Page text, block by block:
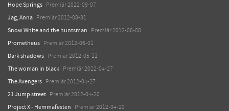
Hope Springs Premiär 2012-09-07
Jag, Anna Premiär 2012-08-31
Snow White and the huntsman Premiär 2012-06-08
Prometheus Premiär 2012-06-01
Dark shadows Premiär 2012-05-11
The woman in black Premiär 2012-04-27
The Avengers Premiär 2012-04-27
21 Jump street Premiär 2012-04-20
Project X - Hemmafesten Premiär 2012-04-20